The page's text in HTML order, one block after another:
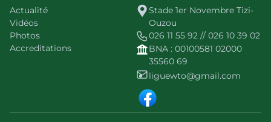
Actualité
Vidéos
Photos
Accreditations
Stade 1er Novembre Tizi-
Ouzou
026 11 55 92 // 026 10 39 02
BNA : 00100581 02000
35560 69
liguewto@gmail.com